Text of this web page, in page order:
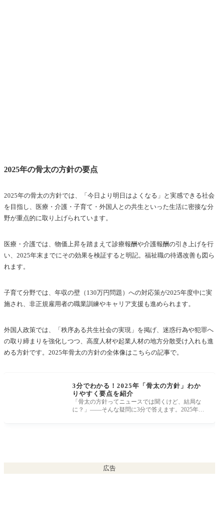
2025年の骨太の方針の要点
2025年の骨太の方針では、「今日より明日はよくなる」と実感できる社会
を目指し、医療・介護・子育て・外国人との共生といった生活に密接な分
野が重点的に取り上げられています。
医療・介護では、物価上昇を踏まえて診療報酬や介護報酬の引き上げを行
い、2025年末までにその効果を検証すると明記。福祉職の待遇改善も図ら
れます。
子育て分野では、年収の壁（130万円問題）への対応策が2025年度中に実
施され、非正規雇用者の職業訓練やキャリア支援も進められます。
外国人政策では、「秩序ある共生社会の実現」を掲げ、迷惑行為や犯罪へ
の取り締まりを強化しつつ、高度人材や起業人材の地方分散受け入れも進
める方針です。2025年骨太の方針の全体像はこちらの記事で。
3分でわかる！2025年「骨太の方針」わか
りやすく要点を紹介
「骨太の方針ってニュースでは聞くけど、結局な
に？」——そんな疑問に3分で答えます。2025年6
広告